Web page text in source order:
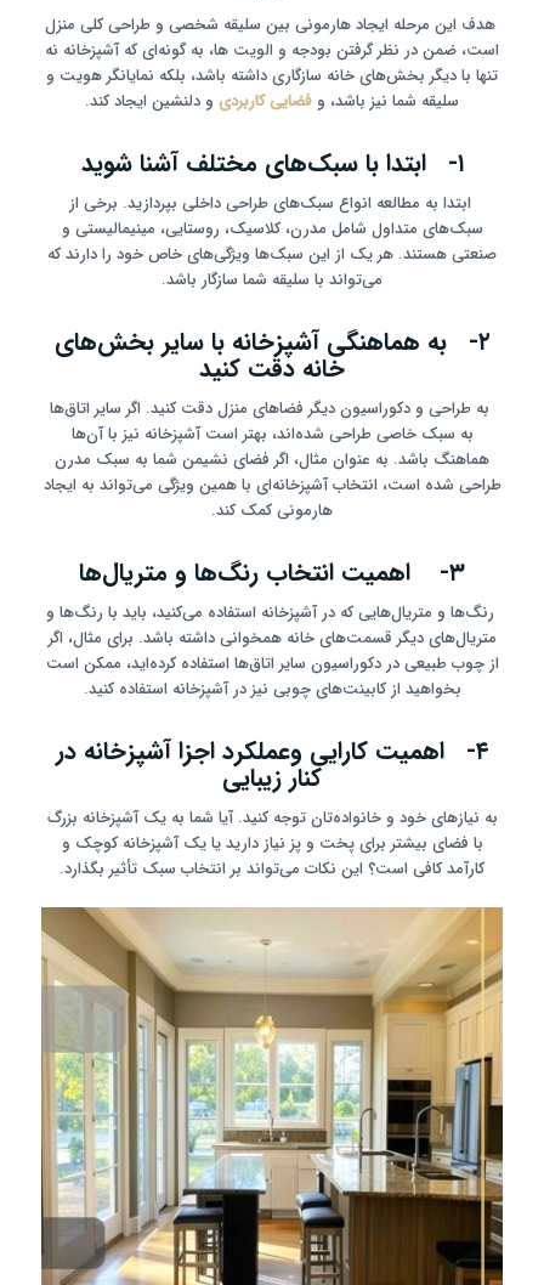
هدف این مرحله ایجاد هارمونی بین سلیقه شخصی و طراحی کلی منزل
است، ضمن در نظر گرفتن بودجه و الویت ها، به گونه‌ای که آشپزخانه نه
تنها با دیگر بخش‌های خانه سازگاری داشته باشد، بلکه نمایانگر هویت و
سلیقه شما نیز باشد، و فضایی کاربردی و دلنشین ایجاد کند.
۱- ابتدا با سبک‌های مختلف آشنا شوید
ابتدا به مطالعه انواع سبک‌های طراحی داخلی بپردازید. برخی از
سبک‌های متداول شامل مدرن، کلاسیک، روستایی، مینیمالیستی و
صنعتی هستند. هر یک از این سبک‌ها ویژگی‌های خاص خود را دارند که
می‌تواند با سلیقه شما سازگار باشد.
۲- به هماهنگی آشپزخانه با سایر بخش‌های
خانه دقت کنید
به طراحی و دکوراسیون دیگر فضاهای منزل دقت کنید. اگر سایر اتاق‌ها
به سبک خاصی طراحی شده‌اند، بهتر است آشپزخانه نیز با آن‌ها
هماهنگ باشد. به عنوان مثال، اگر فضای نشیمن شما به سبک مدرن
طراحی شده است، انتخاب آشپزخانه‌ای با همین ویژگی می‌تواند به ایجاد
هارمونی کمک کند.
۳- اهمیت انتخاب رنگ‌ها و متریال‌ها
رنگ‌ها و متریال‌هایی که در آشپزخانه استفاده می‌کنید، باید با رنگ‌ها و
متریال‌های دیگر قسمت‌های خانه همخوانی داشته باشد. برای مثال، اگر
از چوب طبیعی در دکوراسیون سایر اتاق‌ها استفاده کرده‌اید، ممکن است
بخواهید از کابینت‌های چوبی نیز در آشپزخانه استفاده کنید.
۴- اهمیت کارایی وعملکرد اجزا آشپزخانه در
کنار زیبایی
به نیازهای خود و خانواده‌تان توجه کنید. آیا شما به یک آشپزخانه بزرگ
با فضای بیشتر برای پخت و پز نیاز دارید یا یک آشپزخانه کوچک و
کارآمد کافی است؟ این نکات می‌تواند بر انتخاب سبک تأثیر بگذارد.